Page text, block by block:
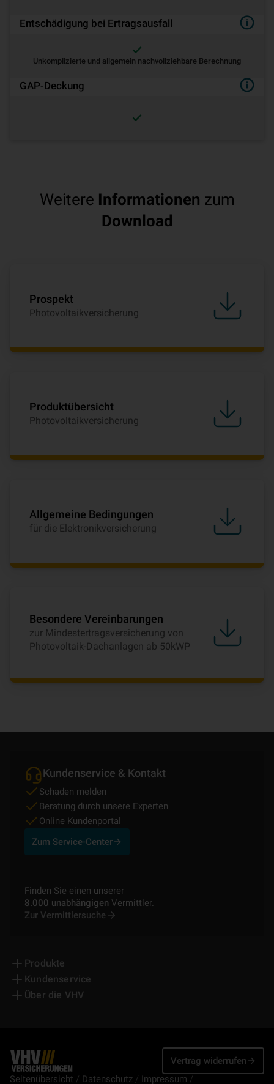
Entschädigung bei Ertragsausfall
Unkomplizierte und allgemein nachvollziehbare Berechnung
GAP-Deckung
Weitere Informationen zum
Download
Prospekt
Photovoltaikversicherung
Produktübersicht
Photovoltaikversicherung
Allgemeine Bedingungen
für die Elektronikversicherung
Besondere Vereinbarungen
zur Mindestertragsversicherung von
Photovoltaik-Dachanlagen ab 50kWP
Kundenservice & Kontakt
Schaden melden
Beratung durch unsere Experten
Online Kundenportal
Zum Service-Center
Finden Sie einen unserer
8.000 unabhängigen Vermittler.
Zur Vermittlersuche
Produkte
Kundenservice
Über die VHV
Seitenübersicht Datenschutz Impressum
Vertrag widerrufen